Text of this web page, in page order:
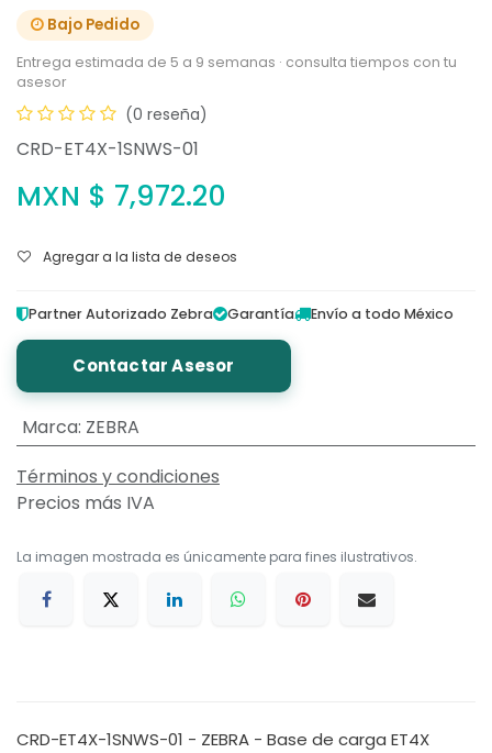
Bajo Pedido
Entrega estimada de 5 a 9 semanas · consulta tiempos con tu
asesor
(0 reseña)
CRD-ET4X-1SNWS-01
MXN $ 7,972.20
Agregar a la lista de deseos
Partner Autorizado Zebra Garantía Envío a todo México
Contactar Asesor
Marca: ZEBRA
Términos y condiciones
Precios más IVA
La imagen mostrada es únicamente para fines ilustrativos.
CRD-ET4X-1SNWS-01 - ZEBRA - Base de carga ET4X